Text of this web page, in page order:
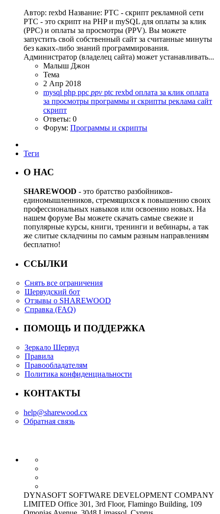
Автор: rexbd Название: PTC - скрипт рекламной сети
PTC - это скрипт на PHP и mySQL для оплаты за клик
(PPC) и оплаты за просмотры (PPV). Вы можете
запустить свой собственный сайт за считанные минуты
без каких-либо знаний программирования.
Администратор (владелец сайта) может устанавливать...
Малыш Джон
Тема
2 Апр 2018
mysql php ppc ppv ptc rexbd оплата за клик оплата
за просмотры программы и скрипты реклама сайт
скрипт
Ответы: 0
Форум: Программы и скрипты
Теги
О НАС
SHAREWOOD - это братство разбойников-
единомышленников, стремящихся к повышению своих
профессиональных навыков или освоению новых. На
нашем форуме Вы можете скачать самые свежие и
популярные курсы, книги, тренинги и вебинары, а так
же слитые складчины по самым разным направлениям
бесплатно!
ССЫЛКИ
Снять все ограничения
Шервудский бот
Отзывы о SHAREWOOD
Справка (FAQ)
ПОМОЩЬ И ПОДДЕРЖКА
Зеркало Шервуд
Правила
Правообладателям
Политика конфиденциальности
КОНТАКТЫ
help@sharewood.cx
Обратная связь
DYNASOFT SOFTWARE DEVELOPMENT COMPANY
LIMITED Office 301, 3rd Floor, Flamingo Building, 109